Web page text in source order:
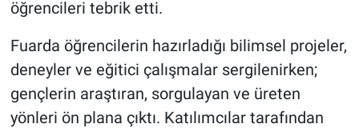
öğrencileri tebrik etti.
Fuarda öğrencilerin hazırladığı bilimsel projeler,
deneyler ve eğitici çalışmalar sergilenirken;
gençlerin araştıran, sorgulayan ve üreten
yönleri ön plana çıktı. Katılımcılar tarafından